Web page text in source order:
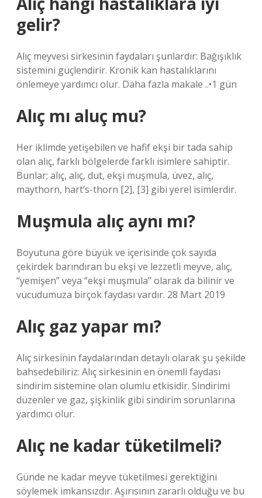
gelir?
Alıç meyvesi sirkesinin faydaları şunlardır: Bağışıklık
sistemini güçlendirir. Kronik kan hastalıklarını
önlemeye yardımcı olur. Daha fazla makale ..•1 gün
Alıç mı aluç mu?
Her iklimde yetişebilen ve hafif ekşi bir tada sahip
olan alıç, farklı bölgelerde farklı isimlere sahiptir.
Bunlar; alıç, alıç, dut, ekşi muşmula, üvez, alıç,
maythorn, hart’s-thorn [2], [3] gibi yerel isimlerdir.
Muşmula alıç aynı mı?
Boyutuna göre büyük ve içerisinde çok sayıda
çekirdek barındıran bu ekşi ve lezzetli meyve, alıç,
“yemişen” veya “ekşi muşmula” olarak da bilinir ve
vücudumuza birçok faydası vardır. 28 Mart 2019
Alıç gaz yapar mı?
Alıç sirkesinin faydalarından detaylı olarak şu şekilde
bahsedebiliriz: Alıç sirkesinin en önemli faydası
sindirim sistemine olan olumlu etkisidir. Sindirimi
düzenler ve gaz, şişkinlik gibi sindirim sorunlarına
yardımcı olur.
Alıç ne kadar tüketilmeli?
Günde ne kadar meyve tüketilmesi gerektiğini
söylemek imkansızdır. Aşırısının zararlı olduğu ve bu